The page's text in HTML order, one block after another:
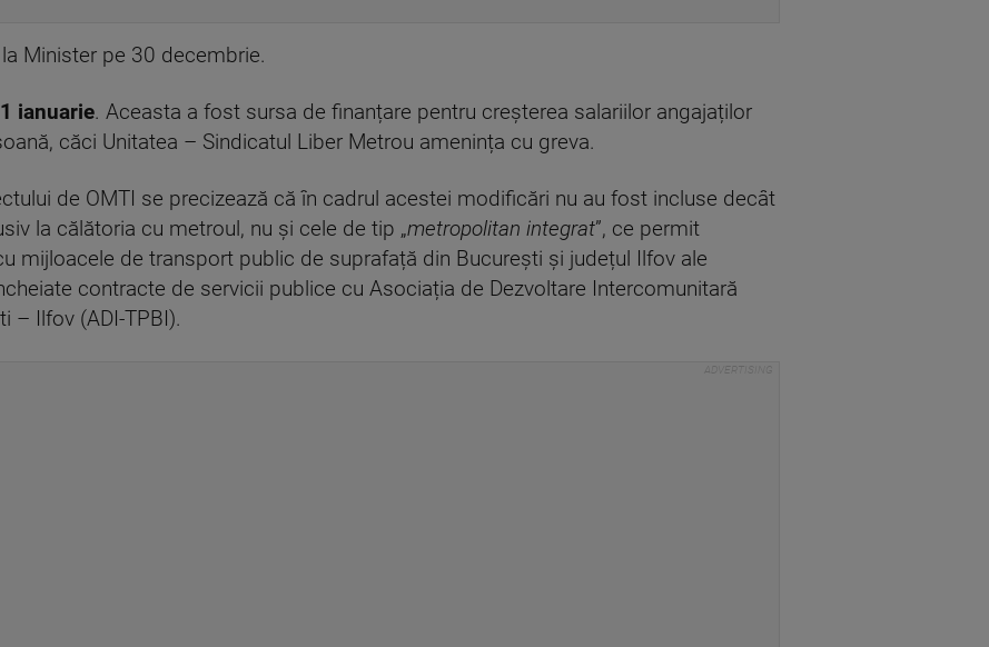
Minister pe 30 decembrie.
ianuarie. Aceasta a fost sursa de finanțare pentru creșterea salariilor angajaților
căci Unitatea – Sindicatul Liber Metrou amenința cu greva.
de OMTI se precizează că în cadrul acestei modificări nu au fost incluse decât
la călătoria cu metroul, nu și cele de tip „metropolitan integrat”, ce permit
mijloacele de transport public de suprafață din București și județul Ilfov ale
contracte de servicii publice cu Asociația de Dezvoltare Intercomunitară
– Ilfov (ADI-TPBI).